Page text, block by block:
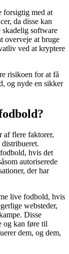
forsigtig med at
da disse kan
software
overveje at bruge
ved at kryptere
risikoen for at få
og nyde en sikker
af flere faktorer,
hvis det
autoriserede
der har
live fodbold, hvis
websteder,
Disse
og kan føre til
dem, og dem,